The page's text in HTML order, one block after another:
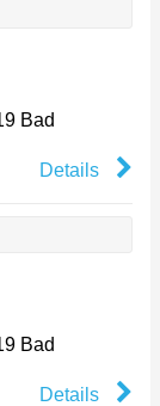
Bad
Details
Bad
Details